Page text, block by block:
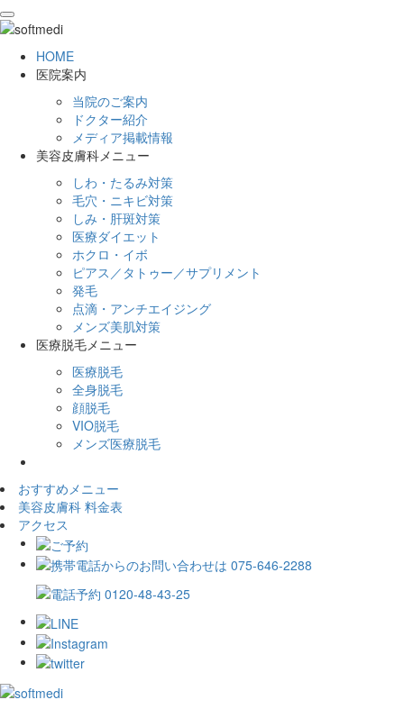
toggle
HOME
医院案内
当院のご案内
ドクター紹介
メディア掲載情報
美容皮膚科メニュー
しわ・たるみ対策
毛穴・ニキビ対策
しみ・肝斑対策
医療ダイエット
ホクロ・イボ
ピアス／タトゥー／サプリメント
発毛
点滴・アンチエイジング
メンズ美肌対策
医療脱毛メニュー
医療脱毛
全身脱毛
顔脱毛
VIO脱毛
メンズ医療脱毛
おすすめメニュー
美容皮膚科 料金表
アクセス